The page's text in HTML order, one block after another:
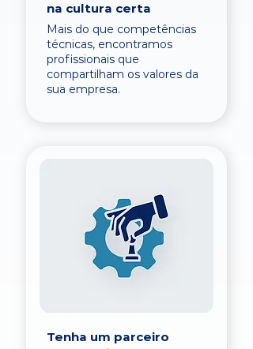
na cultura certa
Mais do que competências
técnicas, encontramos
profissionais que
compartilham os valores da
sua empresa.
Tenha um parceiro